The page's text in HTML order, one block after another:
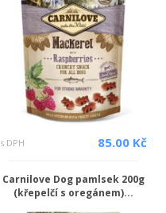
s DPH 85.00 Kč
Carnilove Dog pamlsek 200g
(křepelčí s oregánem)...